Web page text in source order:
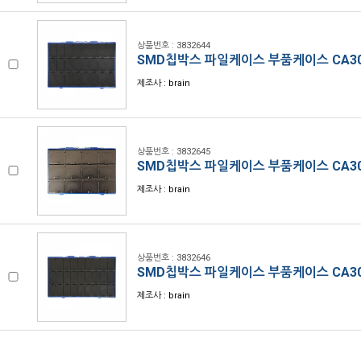
상품번호 : 3832644
SMD칩박스 파일케이스 부품케이스
제조사 : brain
상품번호 : 3832645
SMD칩박스 파일케이스 부품케이스
제조사 : brain
상품번호 : 3832646
SMD칩박스 파일케이스 부품케이스
제조사 : brain